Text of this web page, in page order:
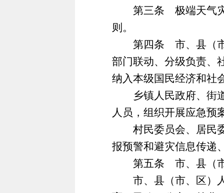
第三条 极端天气灾
则。
第四条 市、县（市
部门联动、分级负责、
纳入本级国民经济和社
乡镇人民政府、街道
人员，组织开展应急预
村民委员会、居民委
报预警和避灾信息传递
第五条 市、县（市
市、县（市、区）人